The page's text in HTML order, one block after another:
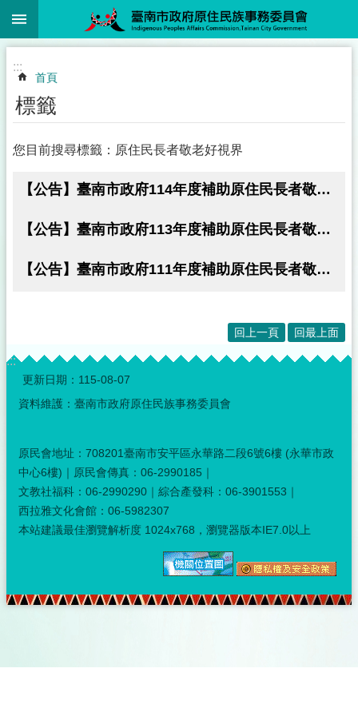
跳到主要內容區塊
:::
首頁
標籤
您目前搜尋標籤：原住民長者敬老好視界
【公告】臺南市政府114年度補助原住民長者敬老好視界實施計畫，即日起至114年10月31日止受理申請！
【公告】臺南市政府113年度補助原住民長者敬老好視界實施計畫，即日起至113年10月31日止受理申請！
【公告】臺南市政府111年度補助原住民長者敬老好視界實施計畫，即日起至111年10月31日止受理申請！
回上一頁 回最上面
:::
更新日期： 115-08-07
資料維護：臺南市政府原住民族事務委員會
原民會地址：708201臺南市安平區永華路二段6號6樓 (永華市政
中心6樓)｜原民會傳真：06-2990185｜
文教社福科：06-2990290｜綜合產發科：06-3901553｜
西拉雅文化會館：06-5982307
本站建議最佳瀏覽解析度 1024x768，瀏覽器版本IE7.0以上